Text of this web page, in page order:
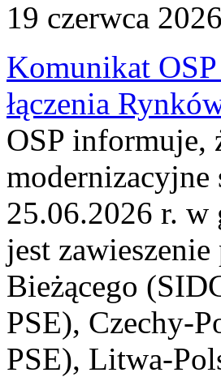
19 czerwca
Komunikat
łączenia
OSP informuje,
25.06.2026 r. w
jest
Bieżącego
PSE), Czechy-
PSE), Litwa-